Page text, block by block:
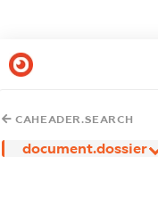
CAHEADER.SEARCH
document.dossier